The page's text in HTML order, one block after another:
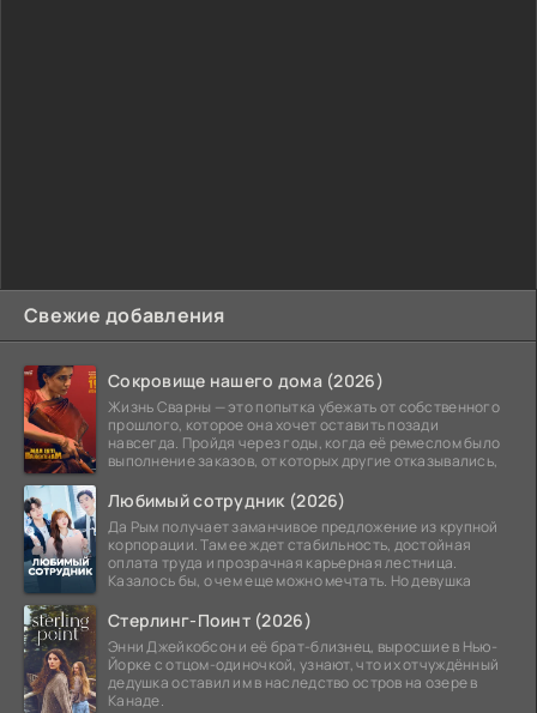
Свежие добавления
Сокровище нашего дома (2026)
Жизнь Сварны — это попытка убежать от собственного
прошлого, которое она хочет оставить позади
навсегда. Пройдя через годы, когда её ремеслом было
выполнение заказов, от которых другие отказывались,
Любимый сотрудник (2026)
Да Рым получает заманчивое предложение из крупной
корпорации. Там ее ждет стабильность, достойная
оплата труда и прозрачная карьерная лестница.
Казалось бы, о чем еще можно мечтать. Но девушка
Стерлинг-Поинт (2026)
Энни Джейкобсон и её брат-близнец, выросшие в Нью-
Йорке с отцом-одиночкой, узнают, что их отчуждённый
дедушка оставил им в наследство остров на озере в
Канаде.